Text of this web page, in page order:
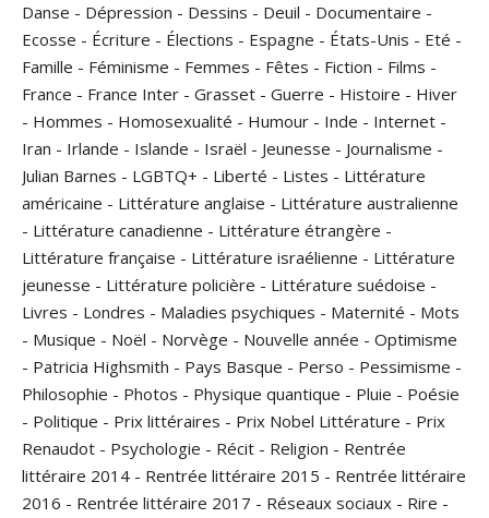
Danse - Dépression - Dessins - Deuil - Documentaire -
Ecosse - Écriture - Élections - Espagne - États-Unis - Eté -
Famille - Féminisme - Femmes - Fêtes - Fiction - Films -
France - France Inter - Grasset - Guerre - Histoire - Hiver
- Hommes - Homosexualité - Humour - Inde - Internet -
Iran - Irlande - Islande - Israël - Jeunesse - Journalisme -
Julian Barnes - LGBTQ+ - Liberté - Listes - Littérature
américaine - Littérature anglaise - Littérature australienne
- Littérature canadienne - Littérature étrangère -
Littérature française - Littérature israélienne - Littérature
jeunesse - Littérature policière - Littérature suédoise -
Livres - Londres - Maladies psychiques - Maternité - Mots
- Musique - Noël - Norvège - Nouvelle année - Optimisme
- Patricia Highsmith - Pays Basque - Perso - Pessimisme -
Philosophie - Photos - Physique quantique - Pluie - Poésie
- Politique - Prix littéraires - Prix Nobel Littérature - Prix
Renaudot - Psychologie - Récit - Religion - Rentrée
littéraire 2014 - Rentrée littéraire 2015 - Rentrée littéraire
2016 - Rentrée littéraire 2017 - Réseaux sociaux - Rire -